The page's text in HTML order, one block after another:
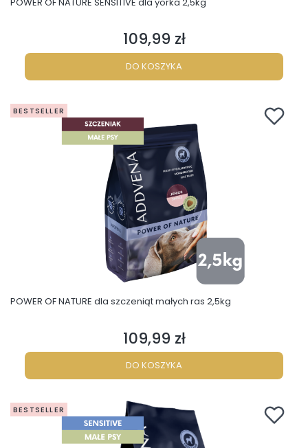
Cena
109,99 zł
DO KOSZYKA
BESTSELLER
POWER OF NATURE dla szczeniąt małych ras 2,5kg
Cena
109,99 zł
DO KOSZYKA
BESTSELLER